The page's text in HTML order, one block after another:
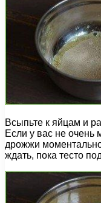
Всыпьте к яйцам и
Если у вас не очень
дрожжи
ждать, пока тесто